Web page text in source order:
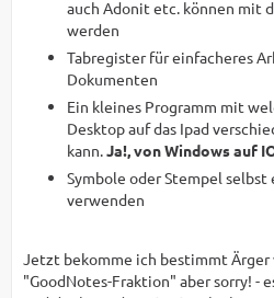
auch Adonit etc. können mit
werden
Tabregister für einfacheres
Dokumenten
Ein kleines Programm mit
Desktop auf das Ipad
kann.Ja!, von Windows auf
Symbole oder Stempel
verwenden
Jetzt bekomme ich bestimmt Ärger
"GoodNotes-Fraktion" aber sorry! -